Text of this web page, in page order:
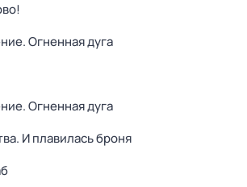
Огненная дуга
Огненная дуга
И плавилась броня